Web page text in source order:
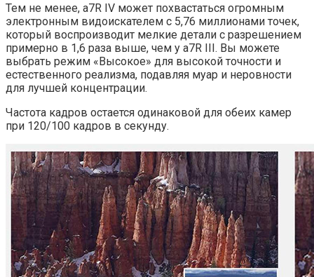
Тем не менее, a7R IV может похвастаться огромным
электронным видоискателем с 5,76 миллионами точек,
который воспроизводит мелкие детали с разрешением
примерно в 1,6 раза выше, чем у a7R III. Вы можете
выбрать режим «Высокое» для высокой точности и
естественного реализма, подавляя муар и неровности
для лучшей концентрации.
Частота кадров остается одинаковой для обеих камер
при 120/100 кадров в секунду.